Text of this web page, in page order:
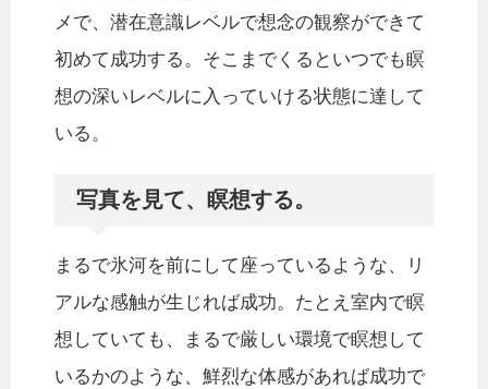
メで、潜在意識レベルで想念の観察ができて
初めて成功する。そこまでくるといつでも瞑
想の深いレベルに入っていける状態に達して
いる。
写真を見て、瞑想する。
まるで氷河を前にして座っているような、リ
アルな感触が生じれば成功。たとえ室内で瞑
想していても、まるで厳しい環境で瞑想して
いるかのような、鮮烈な体感があれば成功で